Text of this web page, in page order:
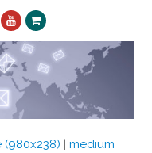
Youtube
Xing
(980x238) |medium